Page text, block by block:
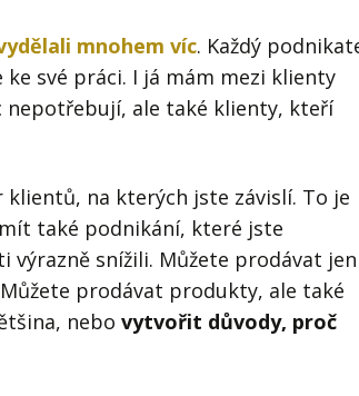
mnohem víc. Každý
své práci. I já mám mezi klienty
nepotřebují, ale také klienty, kteří
na kterých jste závislí. To je
také podnikání, které jste
výrazně snížili. Můžete prodávat jen
prodávat produkty, ale také
nebo vytvořit důvody, proč